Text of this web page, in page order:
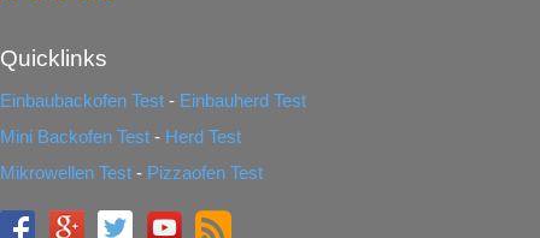
Quicklinks
Einbaubackofen Test - Einbauherd Test
Mini Backofen Test - Herd Test
Mikrowellen Test - Pizzaofen Test